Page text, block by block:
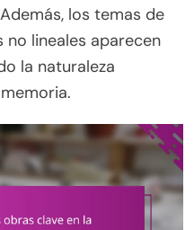
los temas de
lineales aparecen
la naturaleza